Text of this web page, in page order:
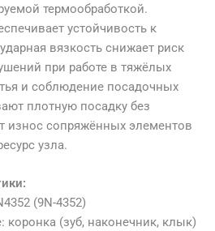
термообработкой.
устойчивость к
вязкость снижает риск
при работе в тяжёлых
и соблюдение посадочных
плотную посадку без
износ сопряжённых элементов
узла.
(9N-4352)
(зуб, наконечник, клык)